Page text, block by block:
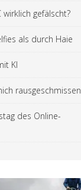
gefälscht?
als durch Haie
KI
rausgeschmissen
des Online-